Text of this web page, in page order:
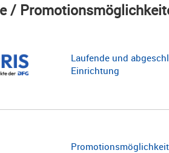
/
Laufende und
Einrichtung